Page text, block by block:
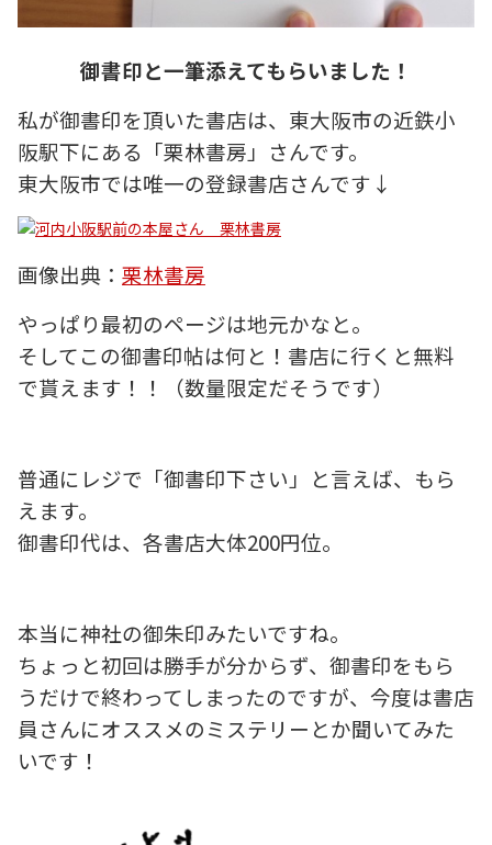
御書印と一筆添えてもらいました！
私が御書印を頂いた書店は、東大阪市の近鉄小
阪駅下にある「栗林書房」さんです。
東大阪市では唯一の登録書店さんです↓
画像出典： 栗林書房
やっぱり最初のページは地元かなと。
そしてこの御書印帖は何と！書店に行くと無料
で貰えます！！（数量限定だそうです）
普通にレジで「御書印下さい」と言えば、もら
えます。
御書印代は、各書店大体200円位。
本当に神社の御朱印みたいですね。
ちょっと初回は勝手が分からず、御書印をもら
うだけで終わってしまったのですが、今度は書店
員さんにオススメのミステリーとか聞いてみた
いです！